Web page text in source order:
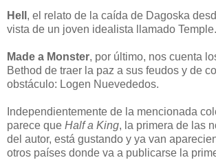
Hell , el relato de la caída de Dagoska
vista de un joven idealista llamado Temple.
Made a Monster, por último, nos cuenta
Bethod de traer la paz a sus feudos y de
obstáculo: Logen Nuevededos.
Independientemente de la mencionada
parece que Half a King, la primera de las
del autor, está gustando y ya van
otros países donde va a publicarse la